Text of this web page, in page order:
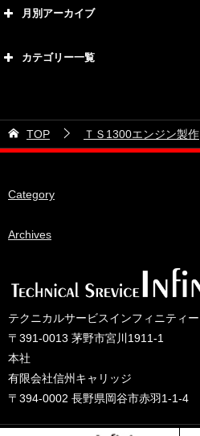
月別アーカイブ
2026年5月
2026年4月
2026年2月
2025年11月
2025年9月
2025年7月
2025年6月
カテゴリー一覧
21号車
28号車
ORC
other
PLUS ONEオイル
TOP ＴＳ1300エンジン製作
Category
Archives
テクニカルサービスインフィニティー
〒391-0013 茅野市宮川1911-1
本社
有限会社信州キャリッジ
〒394-0002 長野県岡谷市赤羽1-1-4